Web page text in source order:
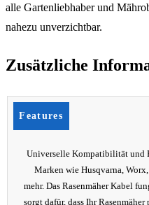
alle Gartenliebhaber und
nahezu unverzichtbar.
Zusätzliche
Features
Universelle Kompatibilität und
Marken wie Husqvarna,
mehr. Das Rasenmäher Kabel
sorgt dafür, dass Ihr